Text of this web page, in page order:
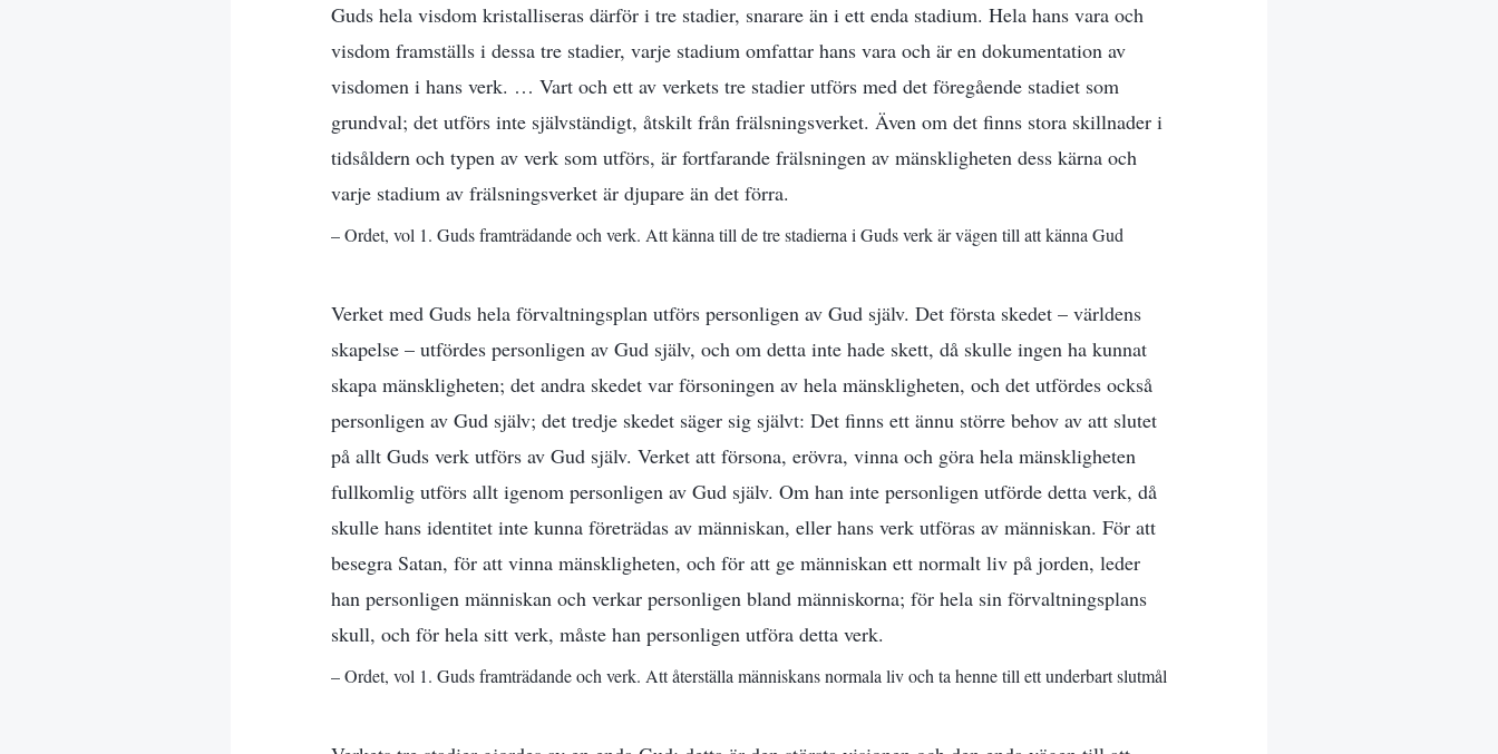
Guds hela visdom kristalliseras därför i tre stadier, snarare än i ett enda stadium. Hela hans vara och
visdom framställs i dessa tre stadier, varje stadium omfattar hans vara och är en dokumentation av
visdomen i hans verk. … Vart och ett av verkets tre stadier utförs med det föregående stadiet som
grundval; det utförs inte självständigt, åtskilt från frälsningsverket. Även om det finns stora skillnader i
tidsåldern och typen av verk som utförs, är fortfarande frälsningen av mänskligheten dess kärna och
varje stadium av frälsningsverket är djupare än det förra.
– Ordet, vol 1. Guds framträdande och verk. Att känna till de tre stadierna i Guds verk är vägen till att känna Gud
Verket med Guds hela förvaltningsplan utförs personligen av Gud själv. Det första skedet – världens
skapelse – utfördes personligen av Gud själv, och om detta inte hade skett, då skulle ingen ha kunnat
skapa mänskligheten; det andra skedet var försoningen av hela mänskligheten, och det utfördes också
personligen av Gud själv; det tredje skedet säger sig självt: Det finns ett ännu större behov av att slutet
på allt Guds verk utförs av Gud själv. Verket att försona, erövra, vinna och göra hela mänskligheten
fullkomlig utförs allt igenom personligen av Gud själv. Om han inte personligen utförde detta verk, då
skulle hans identitet inte kunna företrädas av människan, eller hans verk utföras av människan. För att
besegra Satan, för att vinna mänskligheten, och för att ge människan ett normalt liv på jorden, leder
han personligen människan och verkar personligen bland människorna; för hela sin förvaltningsplans
skull, och för hela sitt verk, måste han personligen utföra detta verk.
– Ordet, vol 1. Guds framträdande och verk. Att återställa människans normala liv och ta henne till ett underbart slutmål